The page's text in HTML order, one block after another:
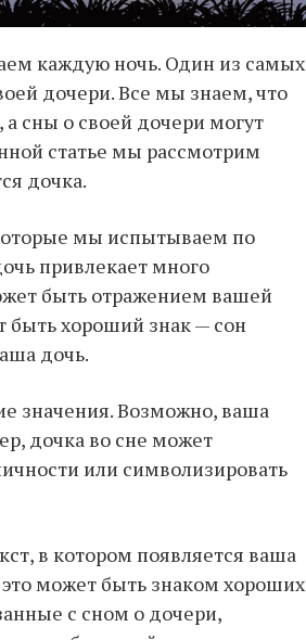
каждую ночь. Один из самых
дочери. Все мы знаем, что
сны о своей дочери могут
статье мы рассмотрим
дочка.
мы испытываем по
привлекает много
быть отражением вашей
быть хороший знак — сон
дочь.
значения. Возможно, ваша
дочка во сне может
или символизировать
в котором появляется ваша
может быть знаком хороших
с сном о дочери,